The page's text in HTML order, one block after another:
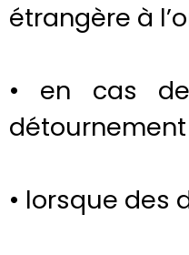
étrangère à
• en cas
• lorsque des